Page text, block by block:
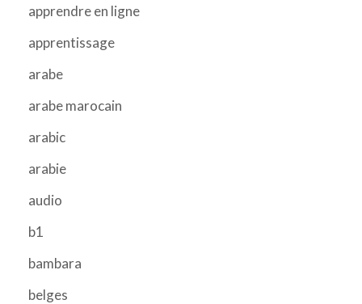
apprendre en ligne
apprentissage
arabe
arabe marocain
arabic
arabie
audio
b1
bambara
belges